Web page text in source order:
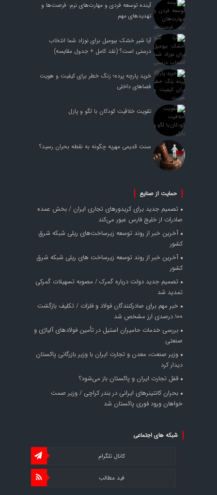
آینده توسعه فردی و مهارت‌های نرم: فرصت‌ها و
تهدیدهای مهم
آیا شیر خشک بیومیل برای نوزاد شما انتخاب
درستی است؟ (نقد کامل + جدول مقایسه)
خرید پارچه پرده؛ زنگ خطر برای کیفیت و هویت
فضاهای داخلی
تقویت خلاقیت کودکان با لگو و پازل
سنت قدیمی مهریه چگونه به نقطه بحران رسید؟
حمایت از صنایع
تصمیم جدید برای کریدورهای تجاری ایران / بخش عمده
صادرات از خلیج فارس عبور می‌کند
آخرین خبر از روند توسعه زیرساخت‌های ریلی شبکه شرق
کشور
آخرین خبر از روند توسعه زیرساخت های ریلی شبکه شرق
کشور
تصمیم جدید دولت درباره گمرک / مصوبه تسهیلات گمرکی
تمدید شد
خبر مهم برای صادرکنندگان فولاد و فلزات / تکلیف بازگشت
۱۰۰ درصدی ارز مشخص شد
بررسی خدمات حامیران استیل در تأمین فولادهای آلیاژی و
صنعتی
وزیر صنعت، معدن و تجارت ایران با وزیر بازرگانی پاکستان
دیدار کرد
قفل تجارت ایران و پاکستان باز می‌شود؟
بحران کانتینر‌های ایرانی در بندر کراچی / وزیر صمت
خواهان ورود فوری پاکستان شد
شبکه های اجتماعی
کانال تلگرام
فید مطالب